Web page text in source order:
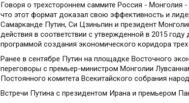
Говоря о трехстороннем саммите Россия -
что этот формат доказал свою эффективность и
Самарканде Путин, Си Цзиньпин и президент
действия в соответствии с утвержденной в 2015
программой создания экономического коридора трех
Ранее в сентябре Путин на площадке Восточного
переговоры с премьер-министром Монголии
Постоянного комитета Всекитайского собрания
Встречи Путина с президентом Ирана и премьером